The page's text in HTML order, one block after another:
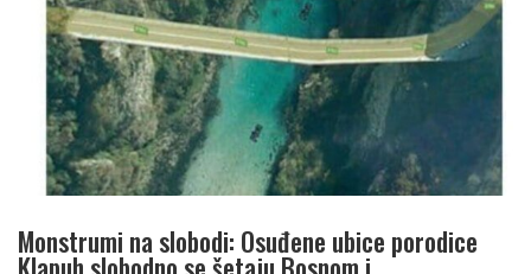
Monstrumi na slobodi: Osuđene ubice porodice